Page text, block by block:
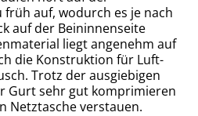
früh auf, wodurch es je nach
auf der Beininnenseite
liegt angenehm auf
die Konstruktion für Luft-
Trotz der ausgiebigen
Gurt sehr gut komprimieren
Netztasche verstauen.